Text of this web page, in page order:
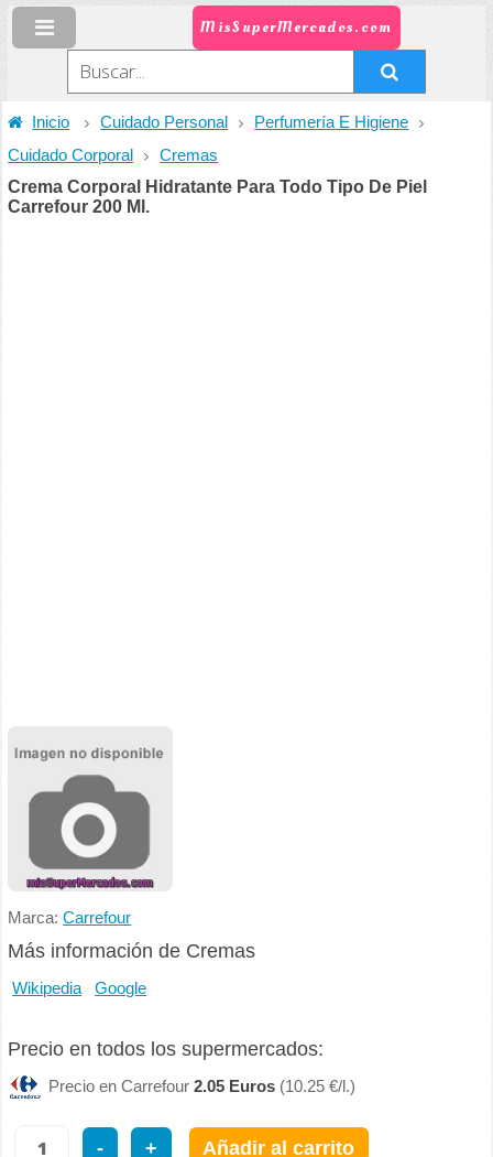
MisSuperMercados.com
Inicio Cuidado Personal
Perfumería E Higiene
Cuidado Corporal
Cremas
Crema Corporal Hidratante Para Todo Tipo De Piel
Carrefour 200 Ml.
Marca:Carrefour
Más información de Cremas
Wikipedia Google
Precio en todos los supermercados:
Precio en Carrefour2.05 Euros (10.25 €/l.)
- + Añadir al carrito